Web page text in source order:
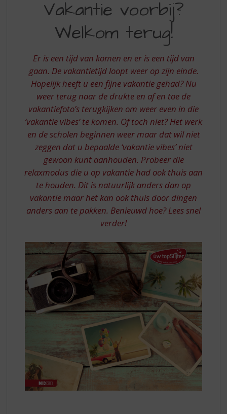
VOORBIJ
WELKOM
Vakantie voorbij?
Welkom terug!
Er is een tijd van komen en er is een tijd van
gaan. De vakantietijd loopt weer op zijn einde.
Hopelijk heeft u een fijne vakantie gehad? Nu
weer terug naar de drukte en af en toe de
vakantiefoto’s terugkijken om weer even in die
‘vakantie vibes’ te komen. Of toch niet? Het werk
en de scholen beginnen weer maar dat wil niet
zeggen dat u bepaalde ‘vakantie vibes’ niet
gewoon kunt aanhouden. Probeer die
relaxmodus die u op vakantie had ook thuis aan
te houden. Dit is natuurlijk anders dan op
vakantie maar het kan ook thuis door dingen
anders aan te pakken. Benieuwd hoe? Lees snel
verder!